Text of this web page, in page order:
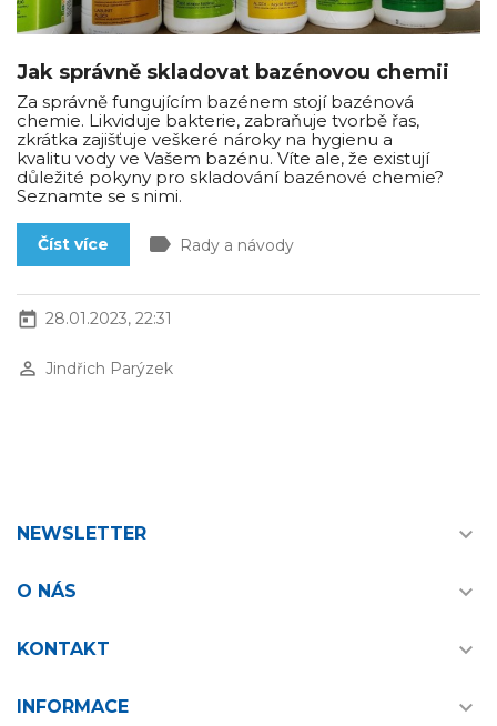
Jak správně skladovat bazénovou chemii
Za správně fungujícím bazénem stojí bazénová
chemie. Likviduje bakterie, zabraňuje tvorbě řas,
zkrátka zajišťuje veškeré nároky na hygienu a
kvalitu vody ve Vašem bazénu. Víte ale, že existují
důležité pokyny pro skladování bazénové chemie?
Seznamte se s nimi.
Číst více label Rady a návody
today 28.01.2023, 22:31
perm_identity Jindřich Parýzek
NEWSLETTER 
O NÁS 
KONTAKT 
INFORMACE 